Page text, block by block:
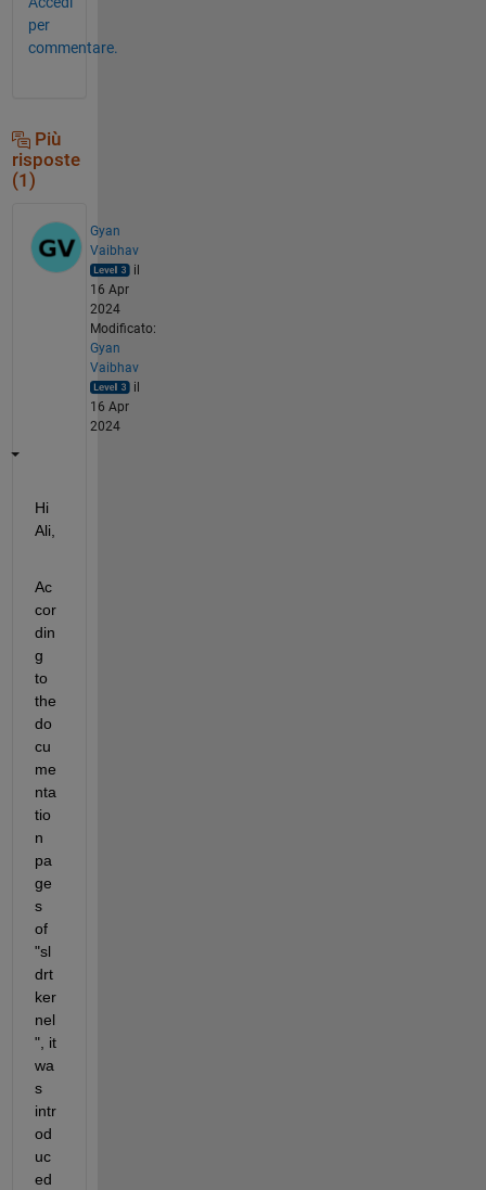
per
commentare.
Più
risposte
(1)
Gyan
Vaibhav
il
16 Apr
2024
Modificato:
Gyan
Vaibhav
il
16 Apr
2024
Hi
Ac
cor
din
g
to
the
do
cu
me
nta
tio
n
pa
ge
s
of
"sl
drt
ker
nel
", it
wa
s
intr
od
uc
ed